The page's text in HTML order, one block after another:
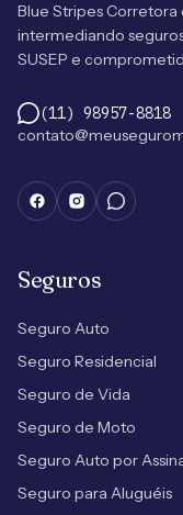
Blue Stripes Corretora
intermediando
SUSEP e
(11) 98957-8818
Seguros
Seguro Auto
Seguro Residencial
Seguro de Vida
Seguro de Moto
Seguro Auto por
Seguro para Aluguéis